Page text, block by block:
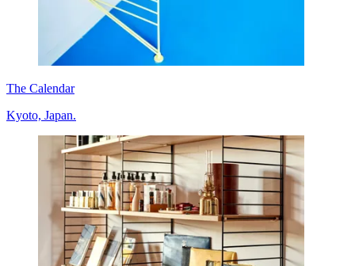
The Calendar
Kyoto, Japan.